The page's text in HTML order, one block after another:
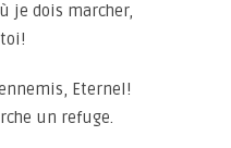
je dois marcher,
Eternel!
un refuge.